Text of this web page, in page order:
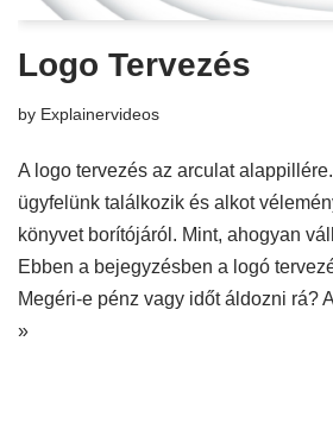
Logo Tervezés
by Explainervideos
A logo tervezés az arculat
ügyfelünk találkozik és alkot
könyvet borítójáról. Mint, ahogyan
Ebben a bejegyzésben a logó
Megéri-e pénz vagy időt áldozni rá?
»